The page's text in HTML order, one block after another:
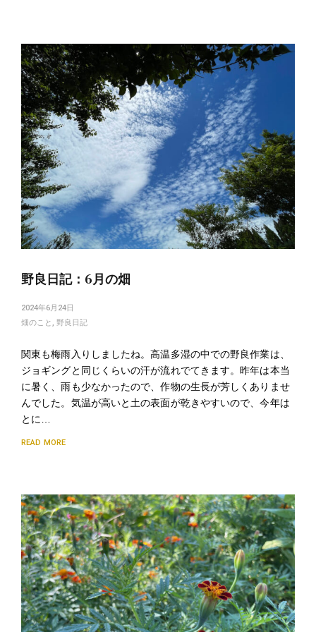
野良日記：6月の畑
2024年6月24日
畑のこと , 野良日記
関東も梅雨入りしましたね。高温多湿の中での野良作業は、
ジョギングと同じくらいの汗が流れでてきます。昨年は本当
に暑く、雨も少なかったので、作物の生長が芳しくありませ
んでした。気温が高いと土の表面が乾きやすいので、今年は
とに…
READ MORE